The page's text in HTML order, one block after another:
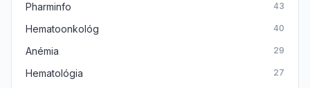
Pharminfo 43
Hematoonkológ 40
Anémia 29
Hematológia 27